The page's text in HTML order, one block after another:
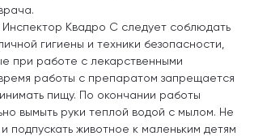
Инспектор Квадро С следует соблюдать
гигиены и техники безопасности,
при работе с лекарственными
работы с препаратом запрещается
пищу. По окончании работы
вымыть руки теплой водой с мылом. Не
подпускать животное к маленьким детям